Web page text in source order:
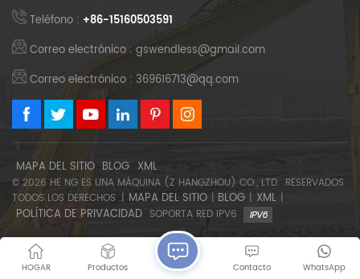
Teléfono : +86-15160503591
Correo electrónico : gswendless@gmail.com
Correo electrónico : 369616713@qq.com
MAPA DEL SITIO BLOG XML
© 2026 HE NG ES UNA MÁQUINA (Z HANGZHOU) CO., LTD. .RESERVADOS
TODOS LOS DERECHOS .| MAPA DEL SITIO | BLOG | XML |
POLÍTICA DE PRIVACIDAD SOPORTA RED IPV6
HOGAR Productos WhatsApp
Contacto